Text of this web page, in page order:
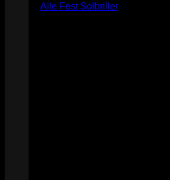
Alle Fest Solbriller